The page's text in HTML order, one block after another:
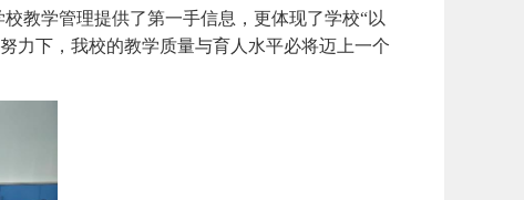
教学管理提供了第一手信息，更体现了学校“以
力下，我校的教学质量与育人水平必将迈上一个